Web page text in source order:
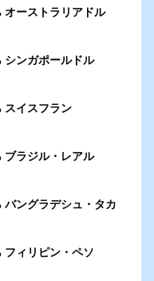
ーストラリアドル
ンガポールドル
イスフラン
ラジル・レアル
ングラデシュ・タカ
ィリピン・ペソ